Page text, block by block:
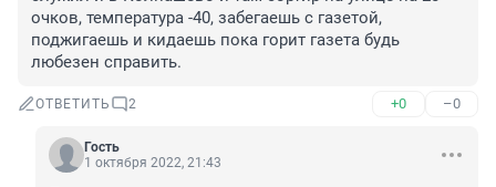
очков, температура -40, забегаешь с газетой,
поджигаешь и кидаешь пока горит газета будь
любезен справить.
ОТВЕТИТЬ 2 +0 –0
Гость
1 октября 2022, 21:43